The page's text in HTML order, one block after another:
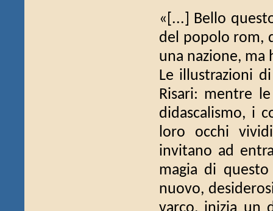
«[...] Bello
del popolo rom,
una nazione, ma
Le illustrazioni
Risari: mentre
didascalismo, i
loro occhi
invitano ad
magia di
nuovo,